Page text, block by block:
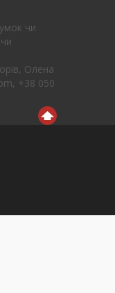
чи
Олена
+38 050